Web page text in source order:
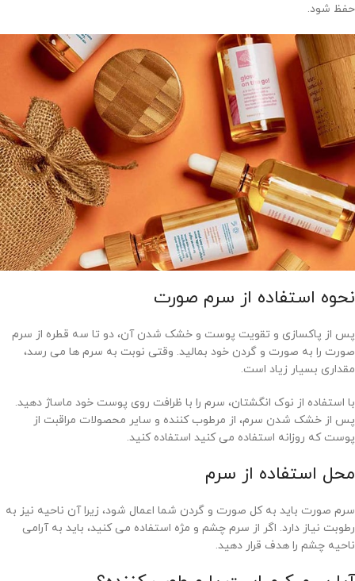
حفظ شود.
نحوه استفاده از سرم صورت
پس از پاکسازی و تقویت پوست و خشک شدن آن، دو تا سه قطره از سرم
صورت را به صورت و گردن خود بمالید. وقتی نوبت به سرم ها می رسد،
مقداری بسیار زیاد است.
با استفاده از نوک انگشتان، سرم را با ظرافت روی پوست خود ماساژ دهید.
پس از خشک شدن سرم، از مرطوب کننده و سایر محصولات مراقبت از
پوست که روزانه استفاده می کنید استفاده کنید.
محل استفاده از سرم
سرم صورت باید به کل صورت و گردن شما اعمال شود، زیرا آن ناحیه نیز به
رطوبت نیاز دارد. اگر از سرم چشم و مژه استفاده می کنید، باید به آرامی
ناحیه چشم را هدف قرار دهید.